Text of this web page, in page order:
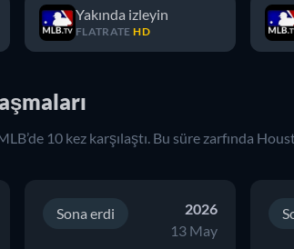
Yakında izleyin
FLATRATE HD
’de 10 kez karşılaştı. Bu süre zarfında
Sona erdi
2026
13 May